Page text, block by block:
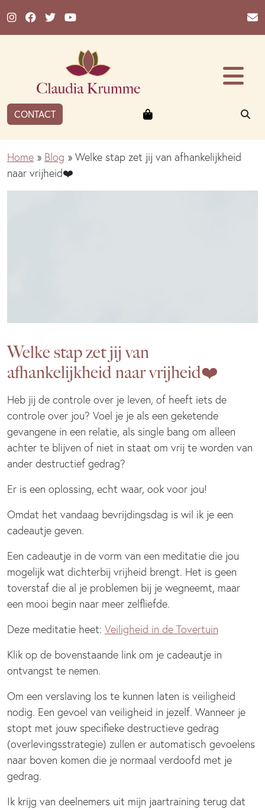
CONTACT Winkelmandje
Home » Blog » Welke stap zet jij van afhankelijkheid
naar vrijheid❤️
Welke stap zet jij van
afhankelijkheid naar vrijheid❤️
Heb jij de controle over je leven, of heeft iets de
controle over jou? Voel je je als een geketende
gevangene in een relatie, als single bang om alleen
achter te blijven of niet in staat om vrij te worden van
ander destructief gedrag?
Er is een oplossing, echt waar, ook voor jou!
Omdat het vandaag bevrijdingsdag is wil ik je een
cadeautje geven.
Een cadeautje in de vorm van een meditatie die jou
mogelijk wat dichterbij vrijheid brengt. Het is geen
toverstaf die al je problemen bij je wegneemt, maar
een mooi begin naar meer zelfliefde.
Deze meditatie heet: Veiligheid in de Tovertuin
Klik op de bovenstaande link om je cadeautje in
ontvangst te nemen.
Om een verslaving los te kunnen laten is veiligheid
nodig. Een gevoel van veiligheid in jezelf. Wanneer je
stopt met jouw specifieke destructieve gedrag
(overlevingsstrategie) zullen er automatisch gevoelens
naar boven komen die je normaal verdoofd met je
gedrag.
Ik krijg van deelnemers uit mijn jaartraining terug dat